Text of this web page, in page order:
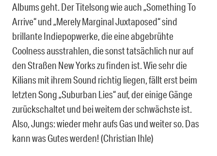
Albums geht. Der Titelsong wie auch „Something To
Arrive“ und „Merely Marginal Juxtaposed“ sind
brillante Indiepopwerke, die eine abgebrühte
Coolness ausstrahlen, die sonst tatsächlich nur auf
den Straßen New Yorks zu finden ist. Wie sehr die
Kilians mit ihrem Sound richtig liegen, fällt erst beim
letzten Song „Suburban Lies“ auf, der einige Gänge
zurückschaltet und bei weitem der schwächste ist.
Also, Jungs: wieder mehr aufs Gas und weiter so. Das
kann was Gutes werden! (Christian Ihle)